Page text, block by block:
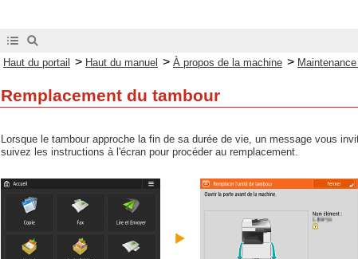
Haut du portail > Haut du manuel > À propos de la machine >
Remplacement du tambour
Lorsque le tambour approche la fin de sa durée de vie, un message vous
suivez les instructions à l'écran pour procéder au remplacement.